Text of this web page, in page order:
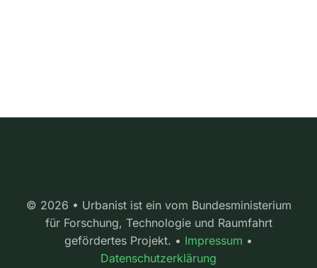
© 2026 • Urbanist ist ein vom Bundesministerium
für Forschung, Technologie und Raumfahrt
gefördertes Projekt. • Impressum •
Datenschutzerklärung